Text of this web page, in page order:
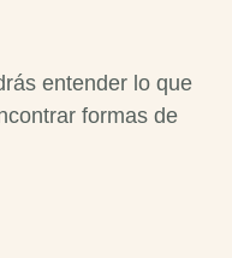
entender lo que
formas de